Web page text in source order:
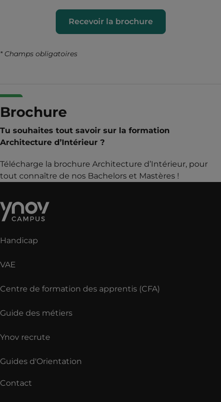
Brochure
Tu souhaites tout savoir sur la formation
Architecture d’Intérieur ?
Télécharge la brochure Architecture d’Intérieur, pour
tout connaître de nos Bachelors et Mastères !
Recevoir la brochure
* Champs obligatoires
Handicap
VAE
Centre de formation des apprentis (CFA)
Guide des métiers
Ynov recrute
Guides d'Orientation
Contact